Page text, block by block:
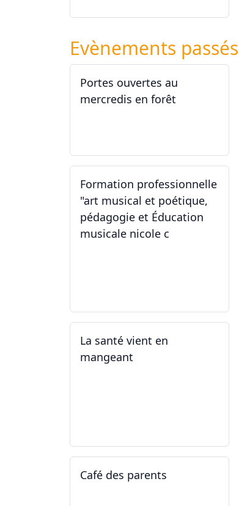
Evènements passés
Portes ouvertes au
mercredis en forêt
Formation professionnelle
"art musical et poétique,
pédagogie et Éducation
musicale nicole c
La santé vient en
mangeant
Café des parents